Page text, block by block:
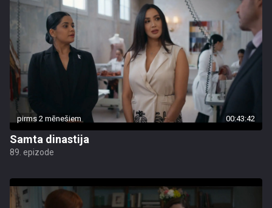
pirms 2 mēnešiem 00:43:42
Samta dinastija
89. epizode